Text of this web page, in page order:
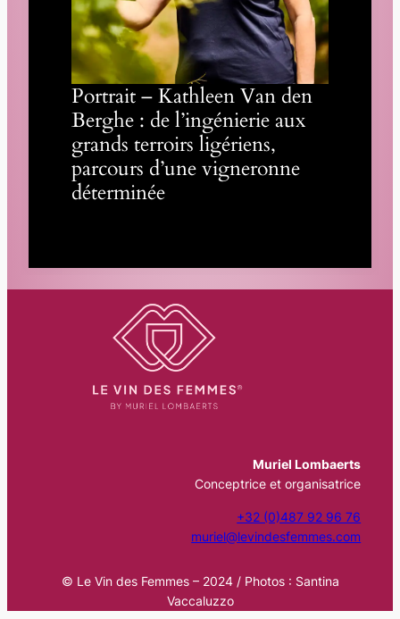
Portrait – Kathleen Van den
Berghe : de l’ingénierie aux
grands terroirs ligériens,
parcours d’une vigneronne
déterminée
Muriel Lombaerts
Conceptrice et organisatrice
+32 (0)487 92 96 76
muriel@levindesfemmes.com
© Le Vin des Femmes – 2024 / Photos : Santina
Vaccaluzzo